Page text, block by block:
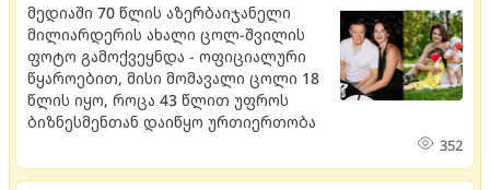
მედიაში 70 წლის აზერბაიჯანელი
მილიარდერის ახალი ცოლ-შვილის
ფოტო გამოქვეყნდა - ოფიციალური
წყაროებით, მისი მომავალი ცოლი 18
წლის იყო, როცა 43 წლით უფროს
ბიზნესმენთან დაიწყო ურთიერთობა
352